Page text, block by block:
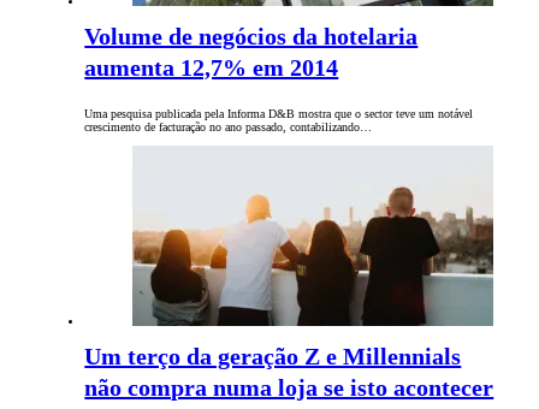
Volume de negócios da hotelaria
aumenta 12,7% em 2014
Uma pesquisa publicada pela Informa D&B mostra que o sector teve um notável
crescimento de facturação no ano passado, contabilizando…
Um terço da geração Z e Millennials
não compra numa loja se isto acontecer